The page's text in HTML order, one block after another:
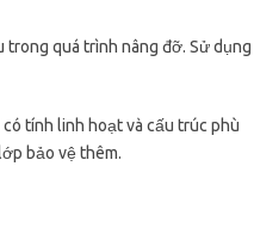
trong quá trình nâng đỡ. Sử dụng
tính linh hoạt và cấu trúc phù
bảo vệ thêm.